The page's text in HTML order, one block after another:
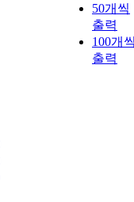
50개씩
출력
100개
출력